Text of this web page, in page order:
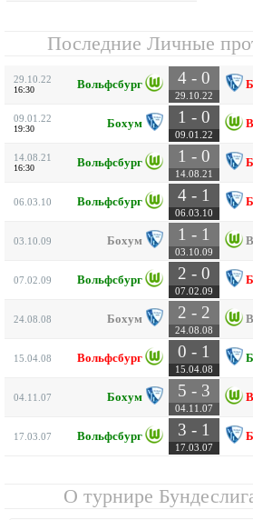
Последние Личные
29.10.22
16:30 Вольфсбург 4 - 0
29.10.22
09.01.22
19:30 Бохум 1 - 0
09.01.22
14.08.21
16:30 Вольфсбург 1 - 0
14.08.21
06.03.10 Вольфсбург 4 - 1
06.03.10
03.10.09 Бохум 1 - 1
03.10.09
07.02.09 Вольфсбург 2 - 0
07.02.09
24.08.08 Бохум 2 - 2
24.08.08
15.04.08 Вольфсбург 0 - 1
15.04.08
04.11.07 Бохум 5 - 3
04.11.07
17.03.07 Вольфсбург 3 - 1
17.03.07
О турнире